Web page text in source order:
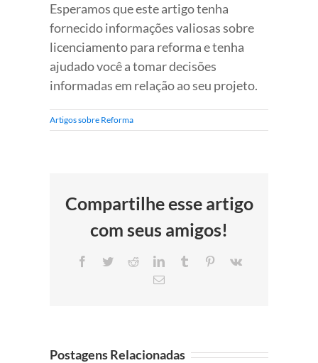
Esperamos que este artigo tenha
fornecido informações valiosas sobre
licenciamento para reforma e tenha
ajudado você a tomar decisões
informadas em relação ao seu projeto.
Artigos sobre Reforma
Compartilhe esse artigo
com seus amigos!
Facebook
TwitterRedditLinkedInTumblr Pinterest
Vk
E-
Postagens Relacionadas